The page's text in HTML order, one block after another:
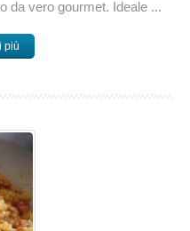
da vero gourmet. Ideale ...
più